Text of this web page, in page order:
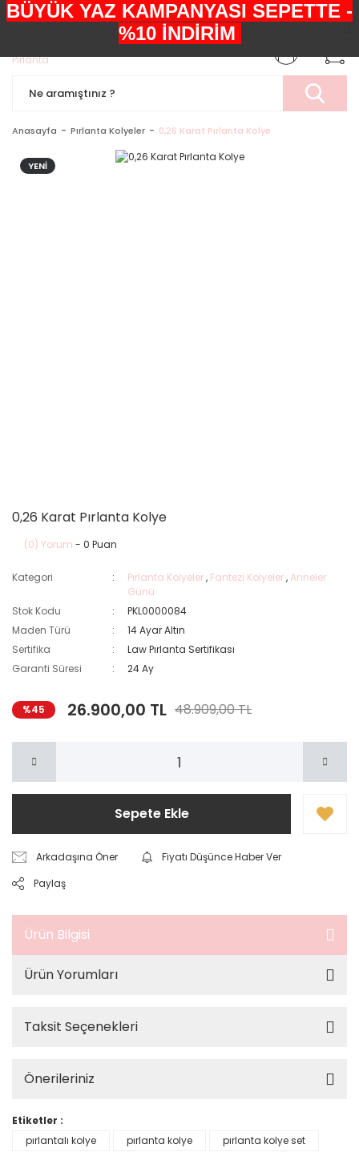
+90552 303 05 29
Anasayfa Pırlanta Kolyeler 0,26 Karat Pırlanta Kolye
YENİ
0,26 Karat Pırlanta Kolye
(0) Yorum - 0 Puan
Kategori Pırlanta Kolyeler, Fantezi Kolyeler,Anneler
Günü
Stok Kodu
PKL0000084
Maden Türü
14 Ayar Altın
Sertifika
Law Pırlanta Sertifikası
Garanti Süresi
24 Ay
%45 26.900,00 TL 48.909,00 TL
Sepete Ekle
Arkadaşına Öner
Fiyatı Düşünce Haber Ver
Paylaş
Ürün Bilgisi
Ürün Yorumları
Taksit Seçenekleri
Önerileriniz
Etiketler :
pırlantalı kolye
pırlanta kolye
pırlanta kolye set
BÜYÜK YAZ KAMPANYASI SEPETTE -
%10 İNDİRİM